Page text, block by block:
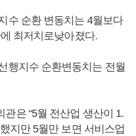
수 순환 변동치는 4월보다
최저치로낮아졌다.
행지수 순환변동치는 전월
은 “5월 전산업 생산이 1.
지만 5월만 보면 서비스업